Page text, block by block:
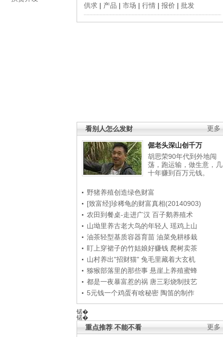
供求 | 产品 | 市场 | 行情 | 报价 | 批发
更多
看别人怎么发财
倔老头深山创千万
胡思荣90年代到外地闯
荡，跑运输，做生意，几
十年赚到百万元钱。
野猪养殖创造绿色财富
[致富经]珍稀龟的财富真相(20140903)
农田到餐桌-走进广汉 百子鹅养殖术
山坳里养古老大鸟的年轻人 瑶鸡上山
油茶轻型基质容器育苗 油菜免耕移栽
盯上穿裙子的竹姑娘好赚钱 爬树卖茶
山村养出"招财猫" 兔毛里藏着大玄机
猕猴部落里的那些事 悬崖上养殖蜜蜂
都是一夜暴富惹的祸 唐三彩烧制技艺
5元钱一个鸡蛋有啥秘密 陶笛的制作
锘�
锘�
更多
重点推荐 不能不看